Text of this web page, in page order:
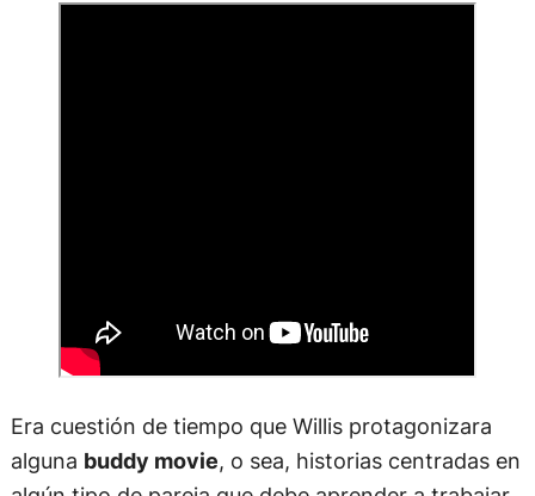
Era cuestión de tiempo que Willis protagonizara
alguna buddy movie, o sea, historias centradas en